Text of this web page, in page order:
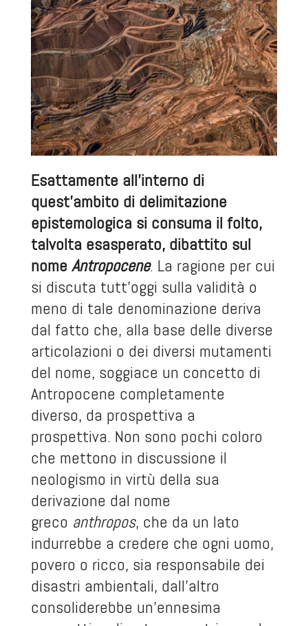
Esattamente all’interno di
quest’ambito di delimitazione
epistemologica si consuma il folto,
talvolta esasperato, dibattito sul
nomeAntropocene. La ragione per cui
si discuta tutt’oggi sulla validità o
meno di tale denominazione deriva
dal fatto che, alla base delle diverse
articolazioni o dei diversi mutamenti
del nome, soggiace un concetto di
Antropocene completamente
diverso, da prospettiva a
prospettiva. Non sono pochi coloro
che mettono in discussione il
neologismo in virtù della sua
derivazione dal nome
greco anthropos, che da un lato
indurrebbe a credere che ogni uomo,
povero o ricco, sia responsabile dei
disastri ambientali, dall’altro
consoliderebbe un’ennesima